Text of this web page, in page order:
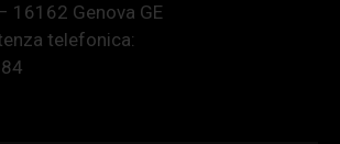
16162 Genova GE
telefonica: